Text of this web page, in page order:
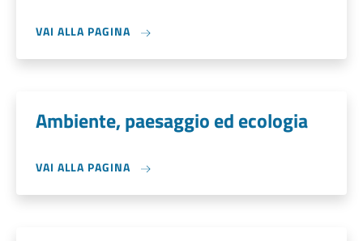
VAI ALLA PAGINA
Ambiente, paesaggio ed ecologia
VAI ALLA PAGINA